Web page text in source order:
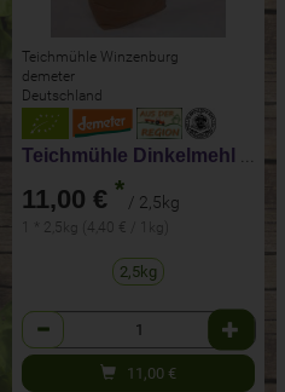
Teichmühle Winzenburg
demeter
Deutschland
11,00 € * / 2,5kg
1 * 2,5kg (4,40 € / 1kg)
2,5kg
Anzahl
11,00 €